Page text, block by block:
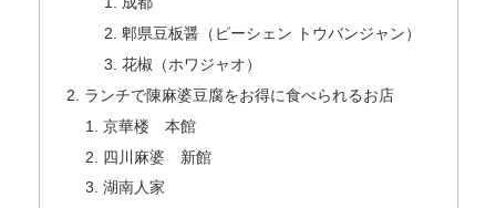
郫県豆板醤（ピーシェン トウバンジャン）
花椒（ホワジャオ）
ランチで陳麻婆豆腐をお得に食べられるお店
京華楼 本館
四川麻婆 新館
湖南人家